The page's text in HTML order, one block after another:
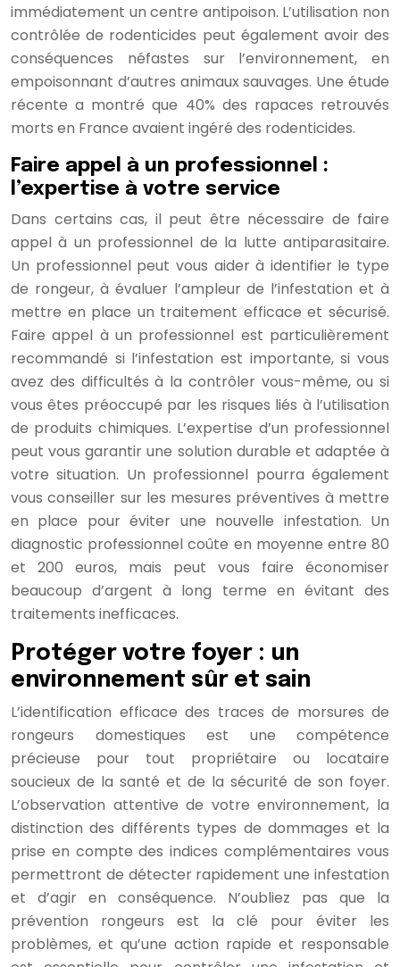
immédiatement un centre antipoison. L’utilisation non
contrôlée de rodenticides peut également avoir des
conséquences néfastes sur l’environnement, en
empoisonnant d’autres animaux sauvages. Une étude
récente a montré que 40% des rapaces retrouvés
morts en France avaient ingéré des rodenticides.
Faire appel à un professionnel :
l’expertise à votre service
Dans certains cas, il peut être nécessaire de faire
appel à un professionnel de la lutte antiparasitaire.
Un professionnel peut vous aider à identifier le type
de rongeur, à évaluer l’ampleur de l’infestation et à
mettre en place un traitement efficace et sécurisé.
Faire appel à un professionnel est particulièrement
recommandé si l’infestation est importante, si vous
avez des difficultés à la contrôler vous-même, ou si
vous êtes préoccupé par les risques liés à l’utilisation
de produits chimiques. L’expertise d’un professionnel
peut vous garantir une solution durable et adaptée à
votre situation. Un professionnel pourra également
vous conseiller sur les mesures préventives à mettre
en place pour éviter une nouvelle infestation. Un
diagnostic professionnel coûte en moyenne entre 80
et 200 euros, mais peut vous faire économiser
beaucoup d’argent à long terme en évitant des
traitements inefficaces.
Protéger votre foyer : un
environnement sûr et sain
L’identification efficace des traces de morsures de
rongeurs domestiques est une compétence
précieuse pour tout propriétaire ou locataire
soucieux de la santé et de la sécurité de son foyer.
L’observation attentive de votre environnement, la
distinction des différents types de dommages et la
prise en compte des indices complémentaires vous
permettront de détecter rapidement une infestation
et d’agir en conséquence. N’oubliez pas que la
prévention rongeurs est la clé pour éviter les
problèmes, et qu’une action rapide et responsable